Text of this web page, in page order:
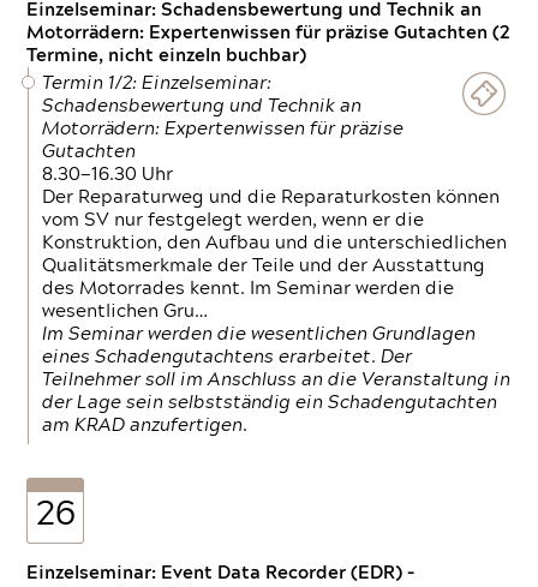
Einzelseminar: Schadensbewertung und Technik an
Motorrädern: Expertenwissen für präzise Gutachten (2
Termine, nicht einzeln buchbar)
Termin 1/2: Einzelseminar:
Schadensbewertung und Technik an
Motorrädern: Expertenwissen für präzise
Gutachten
8.30—16.30 Uhr
Der Reparaturweg und die Reparaturkosten können
vom SV nur festgelegt werden, wenn er die
Konstruktion, den Aufbau und die unterschiedlichen
Qualitätsmerkmale der Teile und der Ausstattung
des Motorrades kennt. Im Seminar werden die
wesentlichen Gru…
Im Seminar werden die wesentlichen Grundlagen
eines Schadengutachtens erarbeitet. Der
Teilnehmer soll im Anschluss an die Veranstaltung in
der Lage sein selbstständig ein Schadengutachten
am KRAD anzufertigen.
26
Einzelseminar: Event Data Recorder (EDR) –